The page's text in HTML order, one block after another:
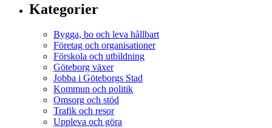
Kategorier
Bygga, bo och leva hållbart
Företag och organisationer
Förskola och utbildning
Göteborg växer
Jobba i Göteborgs Stad
Kommun och politik
Omsorg och stöd
Trafik och resor
Uppleva och göra